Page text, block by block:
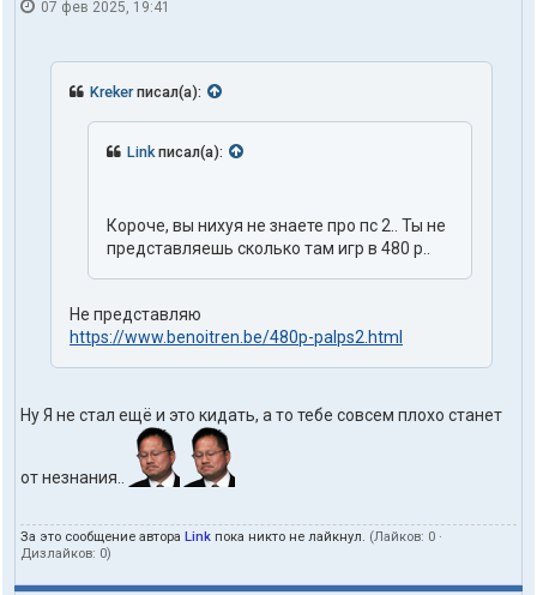
07 фев 2025, 19:41
Krekerписал(а):
Link писал(а):
Короче, вы нихуя не знаете про пс 2.. Ты не
представляешь сколько там игр в 480 р..
Не представляю
https://www.benoitren.be/480p-palps2.html
Ну Я не стал ещё и это кидать, а то тебе совсем плохо станет
от незнания..
За это сообщение автора Link пока никто не лайкнул. (Лайков: 0 ·
Дизлайков: 0)